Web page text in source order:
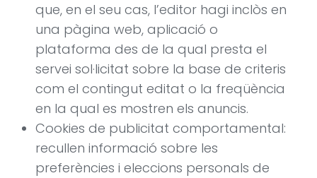
que, en el seu cas, l’editor hagi inclòs en
una pàgina web, aplicació o
plataforma des de la qual presta el
servei sol·licitat sobre la base de criteris
com el contingut editat o la freqüència
en la qual es mostren els anuncis.
Cookies de publicitat comportamental:
recullen informació sobre les
preferències i eleccions personals de